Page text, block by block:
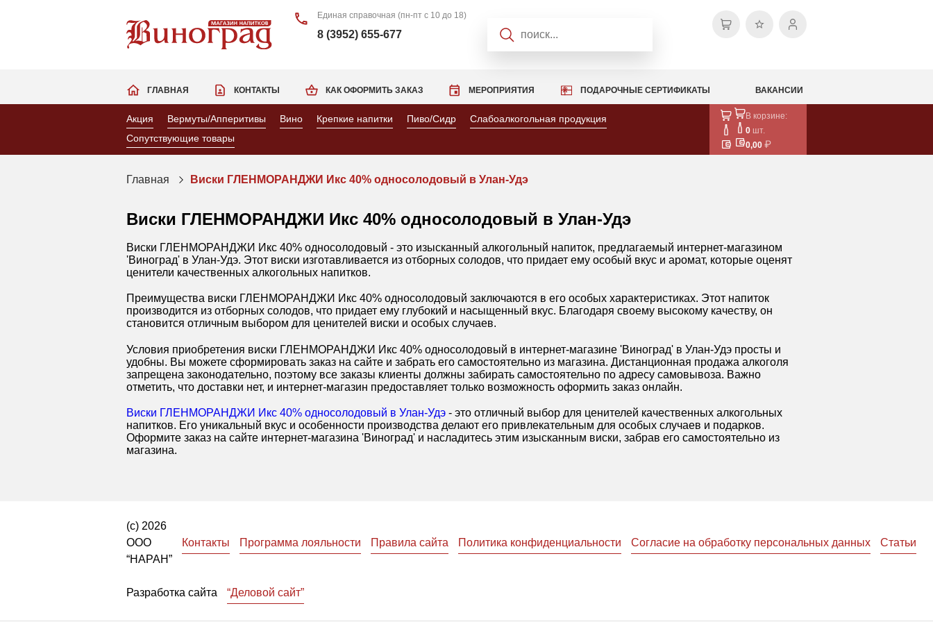
Единая справочная (пн-пт с 10 до 18)
8 (3952) 655-677
КАК ОФОРМИТЬ ЗАКАЗ МЕРОПРИЯТИЯ ПОДАРОЧНЫЕ СЕРТИФИКАТЫ ВАКАНСИИ
ГЛАВНАЯ КОНТАКТЫ
Акция Вермуты/Апперитивы Вино Крепкие напитки Пиво/Сидр
Слабоалкогольная продукция
Сопутствующие товары
В корзине:
0 шт.
0,00
Главная Виски ГЛЕНМОРАНДЖИ Икс 40% односолодовый в Улан-Удэ
Виски ГЛЕНМОРАНДЖИ Икс 40% односолодовый в Улан-Удэ
Виски ГЛЕНМОРАНДЖИ Икс 40% односолодовый - это изысканный алкогольный напиток, предлагаемый интернет-магазином
'Виноград' в Улан-Удэ. Этот виски изготавливается из отборных солодов, что придает ему особый вкус и аромат, которые оценят
ценители качественных алкогольных напитков.
Преимущества виски ГЛЕНМОРАНДЖИ Икс 40% односолодовый заключаются в его особых характеристиках. Этот напиток
производится из отборных солодов, что придает ему глубокий и насыщенный вкус. Благодаря своему высокому качеству, он
становится отличным выбором для ценителей виски и особых случаев.
Условия приобретения виски ГЛЕНМОРАНДЖИ Икс 40% односолодовый в интернет-магазине 'Виноград' в Улан-Удэ просты и
удобны. Вы можете сформировать заказ на сайте и забрать его самостоятельно из магазина. Дистанционная продажа алкоголя
запрещена законодательно, поэтому все заказы клиенты должны забирать самостоятельно по адресу самовывоза. Важно
отметить, что доставки нет, и интернет-магазин предоставляет только возможность оформить заказ онлайн.
Виски ГЛЕНМОРАНДЖИ Икс 40% односолодовый в Улан-Удэ - это отличный выбор для ценителей качественных алкогольных
напитков. Его уникальный вкус и особенности производства делают его привлекательным для особых случаев и подарков.
Оформите заказ на сайте интернет-магазина 'Виноград' и насладитесь этим изысканным виски, забрав его самостоятельно из
магазина.
(с) 2026
ООО
“НАРАН”
Контакты Программа лояльности Правила сайта Политика конфиденциальности Согласие на обработку персональных данных Статьи
Разработка сайта “Деловой сайт”